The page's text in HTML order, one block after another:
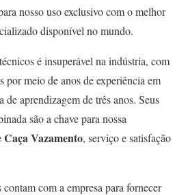
nosso uso exclusivo com o melhor
disponível no mundo.
é insuperável na indústria, com
por meio de anos de experiência em
de aprendizagem de três anos. Seus
são a chave para nossa
Caça Vazamento, serviço e satisfação
contam com a empresa para fornecer